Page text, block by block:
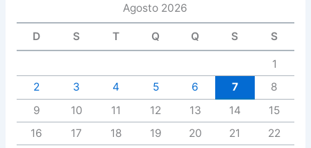
Agosto 2026
D S T Q Q S S
1
2
3 4 5 6 7
8
9
10 11 12 13 14
15
16
17 18 19 20 21
22